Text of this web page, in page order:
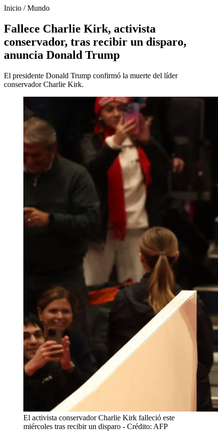
Inicio /Mundo
Fallece Charlie Kirk, activista
conservador, tras recibir un disparo,
anuncia Donald Trump
El presidente Donald Trump confirmó la muerte del líder
conservador Charlie Kirk.
El activista conservador Charlie Kirk falleció este
miércoles tras recibir un disparo - Crédito: AFP